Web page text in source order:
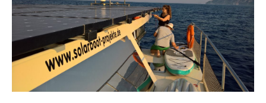
Arbeiten